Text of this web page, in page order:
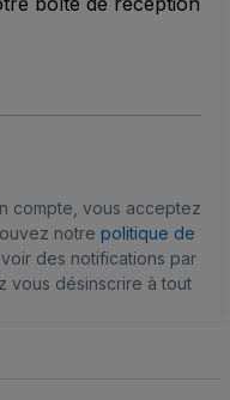
compte, vous acceptez
notre politique de
des notifications par
vous désinscrire à tout